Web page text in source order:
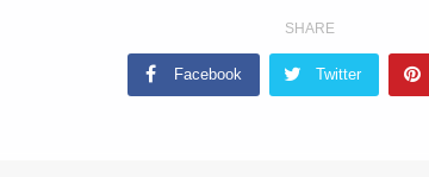
SHARE
Facebook Twitter